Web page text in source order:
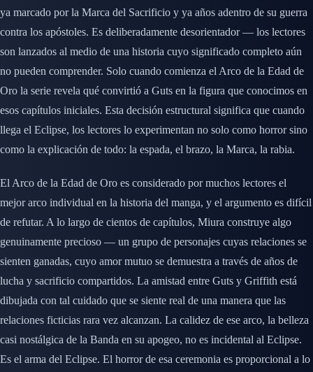
ya marcado por la Marca del Sacrificio y ya años adentro de su guerra
contra los apóstoles. Es deliberadamente desorientador — los lectores
son lanzados al medio de una historia cuyo significado completo aún
no pueden comprender. Solo cuando comienza el Arco de la Edad de
Oro la serie revela qué convirtió a Guts en la figura que conocimos en
esos capítulos iniciales. Esta decisión estructural significa que cuando
llega el Eclipse, los lectores lo experimentan no solo como horror sino
como la explicación de todo: la espada, el brazo, la Marca, la rabia.
El Arco de la Edad de Oro es considerado por muchos lectores el
mejor arco individual en la historia del manga, y el argumento es difícil
de refutar. A lo largo de cientos de capítulos, Miura construye algo
genuinamente precioso — un grupo de personajes cuyas relaciones se
sienten ganadas, cuyo amor mutuo se demuestra a través de años de
lucha y sacrificio compartidos. La amistad entre Guts y Griffith está
dibujada con tal cuidado que se siente real de una manera que las
relaciones ficticias rara vez alcanzan. La calidez de ese arco, la belleza
casi nostálgica de la Banda en su apogeo, no es incidental al Eclipse.
Es el arma del Eclipse. El horror de esa ceremonia es proporcional a lo